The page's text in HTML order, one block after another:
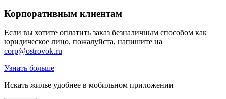
Корпоративным клиентам
Если вы хотите оплатить заказ безналичным способом как
юридическое лицо, пожалуйста, напишите на
corp@ostrovok.ru
Узнать больше
Искать жилье удобнее в мобильном приложении